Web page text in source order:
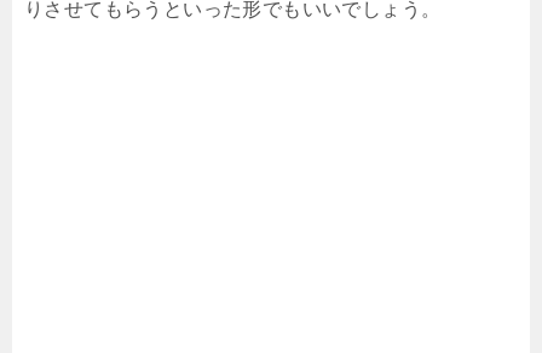
りさせてもらうといった形でもいいでしょう。